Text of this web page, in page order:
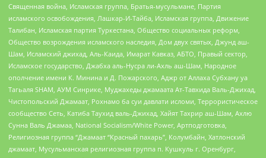
Священная война, Исламская группа, Братья-мусульмане, Партия
исламского освобождения, Лашкар-И-Тайба, Исламская группа, Движение
Талибан, Исламская партия Туркестана, Общество социальных реформ,
Общество возрождения исламского наследия, Дом двух святых, Джунд аш-
Шам, Исламский джихад, Аль-Каида, Имарат Кавказ, АБТО, Правый сектор,
Исламское государство, Джабха аль-Нусра ли-Ахль аш-Шам, Народное
ополчение имени К. Минина и Д. Пожарского, Аджр от Аллаха Субхану уа
Тагьаля SHAM, АУМ Синрике, Муджахеды джамаата Ат-Тавхида Валь-Джихад,
Чистопольский Джамаат, Рохнамо ба суи давлати исломи, Террористическое
сообщество Сеть, Катиба Таухид валь-Джихад, Хайят Тахрир аш-Шам, Ахлю
Сунна Валь Джамаа, National Socialism/White Power, Артподготовка,
Религиозная группа “Джамаат “Красный пахарь”, Колумбайн, Хатлонский
джамаат, Мусульманская религиозная группа п. Кушкуль г. Оренбург,